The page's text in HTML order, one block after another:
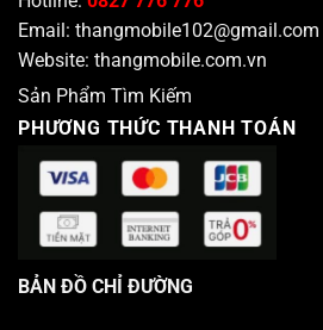
Email: thangmobile102@gmail.com
Website: thangmobile.com.vn
Sản Phẩm Tìm Kiếm
PHƯƠNG THỨC THANH TOÁN
BẢN ĐỒ CHỈ ĐƯỜNG